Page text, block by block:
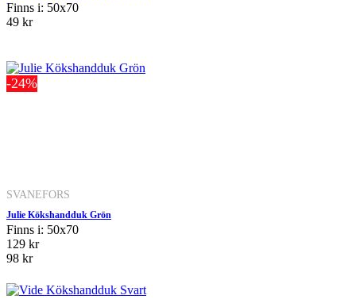
Finns i: 50x70
49 kr
-24%
SVANEFORS
Julie Kökshandduk Grön
Finns i: 50x70
129 kr
98 kr